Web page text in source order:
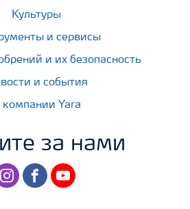
Культуры
и сервисы
и их безопасность
и события
компании Yara
за нами
facebookyoutube